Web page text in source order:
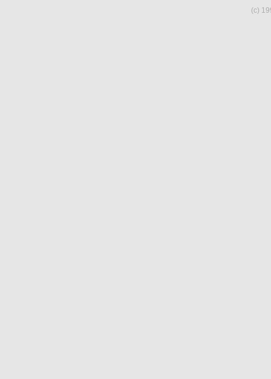
(c)